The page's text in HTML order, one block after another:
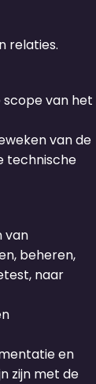
relaties.
van het
van de
technische
van
beheren,
naar
en
zijn met de